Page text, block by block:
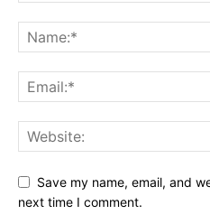
Save my name, email, and
next time I comment.